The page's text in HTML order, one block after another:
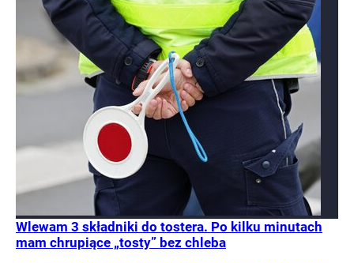
Wlewam 3 składniki do tostera. Po kilku minutach
mam chrupiące „tosty” bez chleba